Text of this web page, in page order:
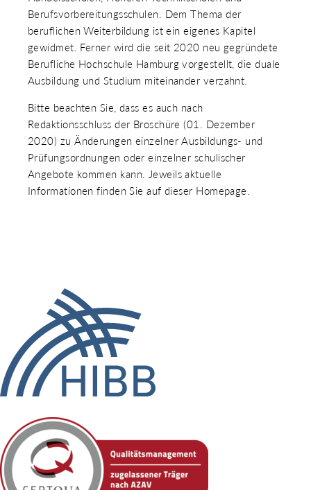
Berufsvorbereitungsschulen. Dem Thema der
beruflichen Weiterbildung ist ein eigenes Kapitel
gewidmet. Ferner wird die seit 2020 neu gegründete
Berufliche Hochschule Hamburg vorgestellt, die duale
Ausbildung und Studium miteinander verzahnt.
Bitte beachten Sie, dass es auch nach
Redaktionsschluss der Broschüre (01. Dezember
2020) zu Änderungen einzelner Ausbildungs- und
Prüfungsordnungen oder einzelner schulischer
Angebote kommen kann. Jeweils aktuelle
Informationen finden Sie auf dieser Homepage.